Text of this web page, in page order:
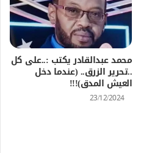
محمد عبدالقادر يكتب :..على كل
..تحرير الزرق.. (عندما دخل
العيش المدق)!!!
23/12/2024